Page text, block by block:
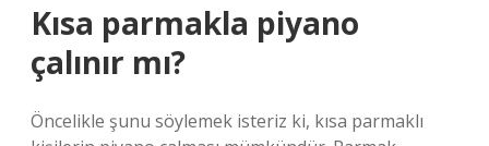
Kısa parmakla piyano
çalınır mı?
Öncelikle şunu söylemek isteriz ki, kısa parmaklı